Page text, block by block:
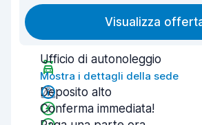
Visualizza
Ufficio di autonoleggio
Mostra i dettagli della sede
Deposito alto
Conferma immediata!